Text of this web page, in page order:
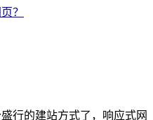
？
行的建站方式了，响应式网